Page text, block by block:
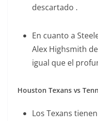
descartado .
En cuanto a
Alex Highsmith
igual que el
Houston Texans vs
Los Texans